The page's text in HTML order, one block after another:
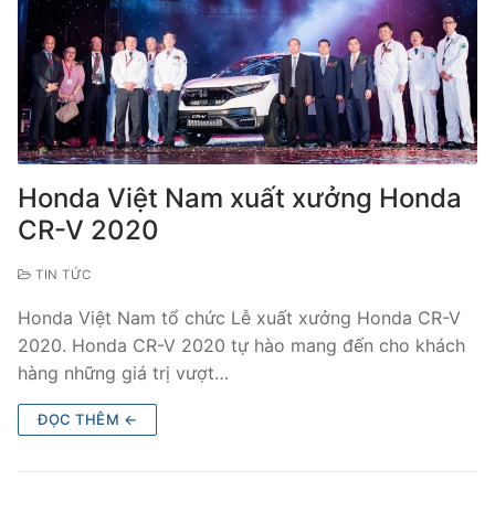
Honda Việt Nam xuất xưởng Honda
CR-V 2020
TIN TỨC
Honda Việt Nam tổ chức Lễ xuất xưởng Honda CR-V
2020. Honda CR-V 2020 tự hào mang đến cho khách
hàng những giá trị vượt…
ĐỌC THÊM ←